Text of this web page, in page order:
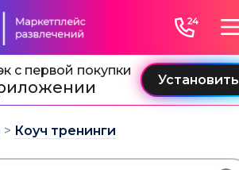
с первой покупки
> Коуч тренинги